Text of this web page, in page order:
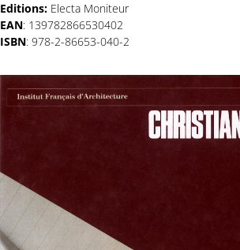
Editions: Electa Moniteur
EAN: 139782866530402
ISBN: 978-2-86653-040-2